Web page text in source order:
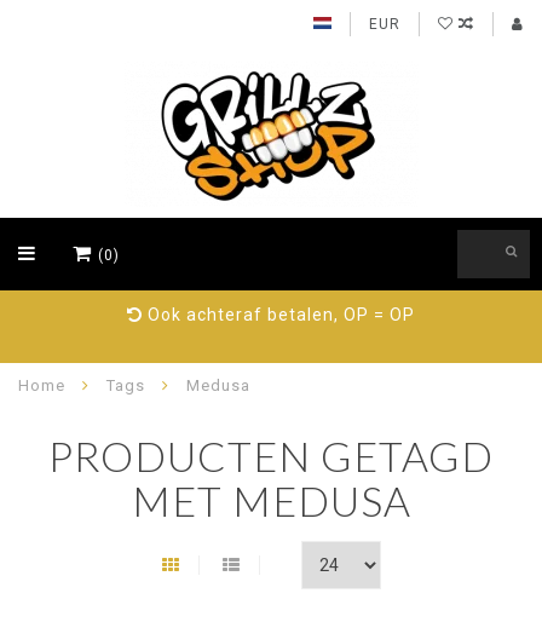
EUR
(0)
Ook achteraf betalen, OP = OP
Home Tags Medusa
PRODUCTEN GETAGD
MET MEDUSA